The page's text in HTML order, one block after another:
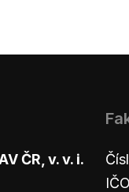
ČR, v. v. i.